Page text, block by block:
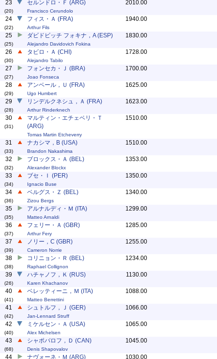
23
(20)
セルンドロ・Ｆ (ARG)
Francisco Cerundolo
2010.00
24
(22)
フィス・Ａ (FRA)
Arthur Fils
1940.00
25
(25)
ダビドビッチ フォキナ，A (ESP)
Alejandro Davidovich Fokina
1830.00
26
(30)
タビロ・Ａ (CHI)
Alejandro Tabilo
1728.00
27
(27)
フォンセカ・Ｊ (BRA)
Joao Fonseca
1700.00
28
(29)
アンベール，Ｕ (FRA)
Ugo Humbert
1625.00
29
(28)
リンデルクネシュ，Ａ (FRA)
Arthur Rinderknech
1623.00
30
(31)
マルティン・エチェベリ・Ｔ
(ARG)
Tomas Martin Etcheverry
1510.00
31
(33)
ナカシマ，B (USA)
Brandon Nakashima
1510.00
32
(32)
ブロックス・Ａ (BEL)
Alexander Blockx
1353.00
33
(34)
ブセ・Ｉ (PER)
Ignacio Buse
1350.00
34
(36)
ベルグス・Ｚ (BEL)
Zizou Bergs
1340.00
35
(35)
アルナルディ・Ｍ (ITA)
Matteo Arnaldi
1299.00
36
(37)
フェリー・Ａ (GBR)
Arthur Fery
1285.00
37
(39)
ノリー，C (GBR)
Cameron Norrie
1255.00
38
(38)
コリニョン・Ｒ (BEL)
Raphael Collignon
1234.00
39
(26)
ハチャノフ，Ｋ (RUS)
Karen Khachanov
1130.00
40
(41)
ベレッティーニ，Ｍ (ITA)
Matteo Berrettini
1088.00
41
(42)
シュトルフ，Ｊ (GER)
Jan-Lennard Struff
1066.00
42
(40)
ミケルセン・Ａ (USA)
Alex Michelsen
1065.00
43
(68)
シャポバロフ，Ｄ (CAN)
Denis Shapovalov
1045.00
44 ナヴォーネ・Ｍ (ARG) 1030.00